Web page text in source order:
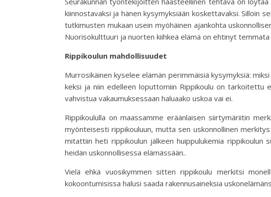
kiinnostavaksi ja hänen kysymyksiään koskettavaksi. Silloin
tutkimusten mukaan usein myöhäinen ajankohta
Nuorisokulttuuri ja nuorten kiihkeä elämä on ehtinyt
Rippikoulun mahdollisuudet
Murrosikäinen kyselee elämän perimmäisiä kysymyksiä:
keksi ja niin edelleen loputtomiin Rippikoulu on tarkoitettu
vahvistua vakaumuksessaan haluaako uskoa vai ei.
Rippikoululla on maassamme eräänlaisen siirtymäriitin
myönteisesti rippikouluun, mutta sen uskonnollinen
mitattiin heti rippikoulun jälkeen huippulukemia
heidän uskonnollisessa elämässään..
Vielä ehkä vuosikymmen sitten rippikoulu merkitsi
kokoontumisissa halusi saada rakennusaineksia